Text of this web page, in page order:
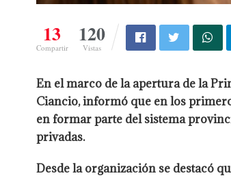
13
Compartir
120
Vistas
En el marco de la apertura de la
Ciancio, informó que en los
en formar parte del sistema
privadas.
Desde la organización se destacó